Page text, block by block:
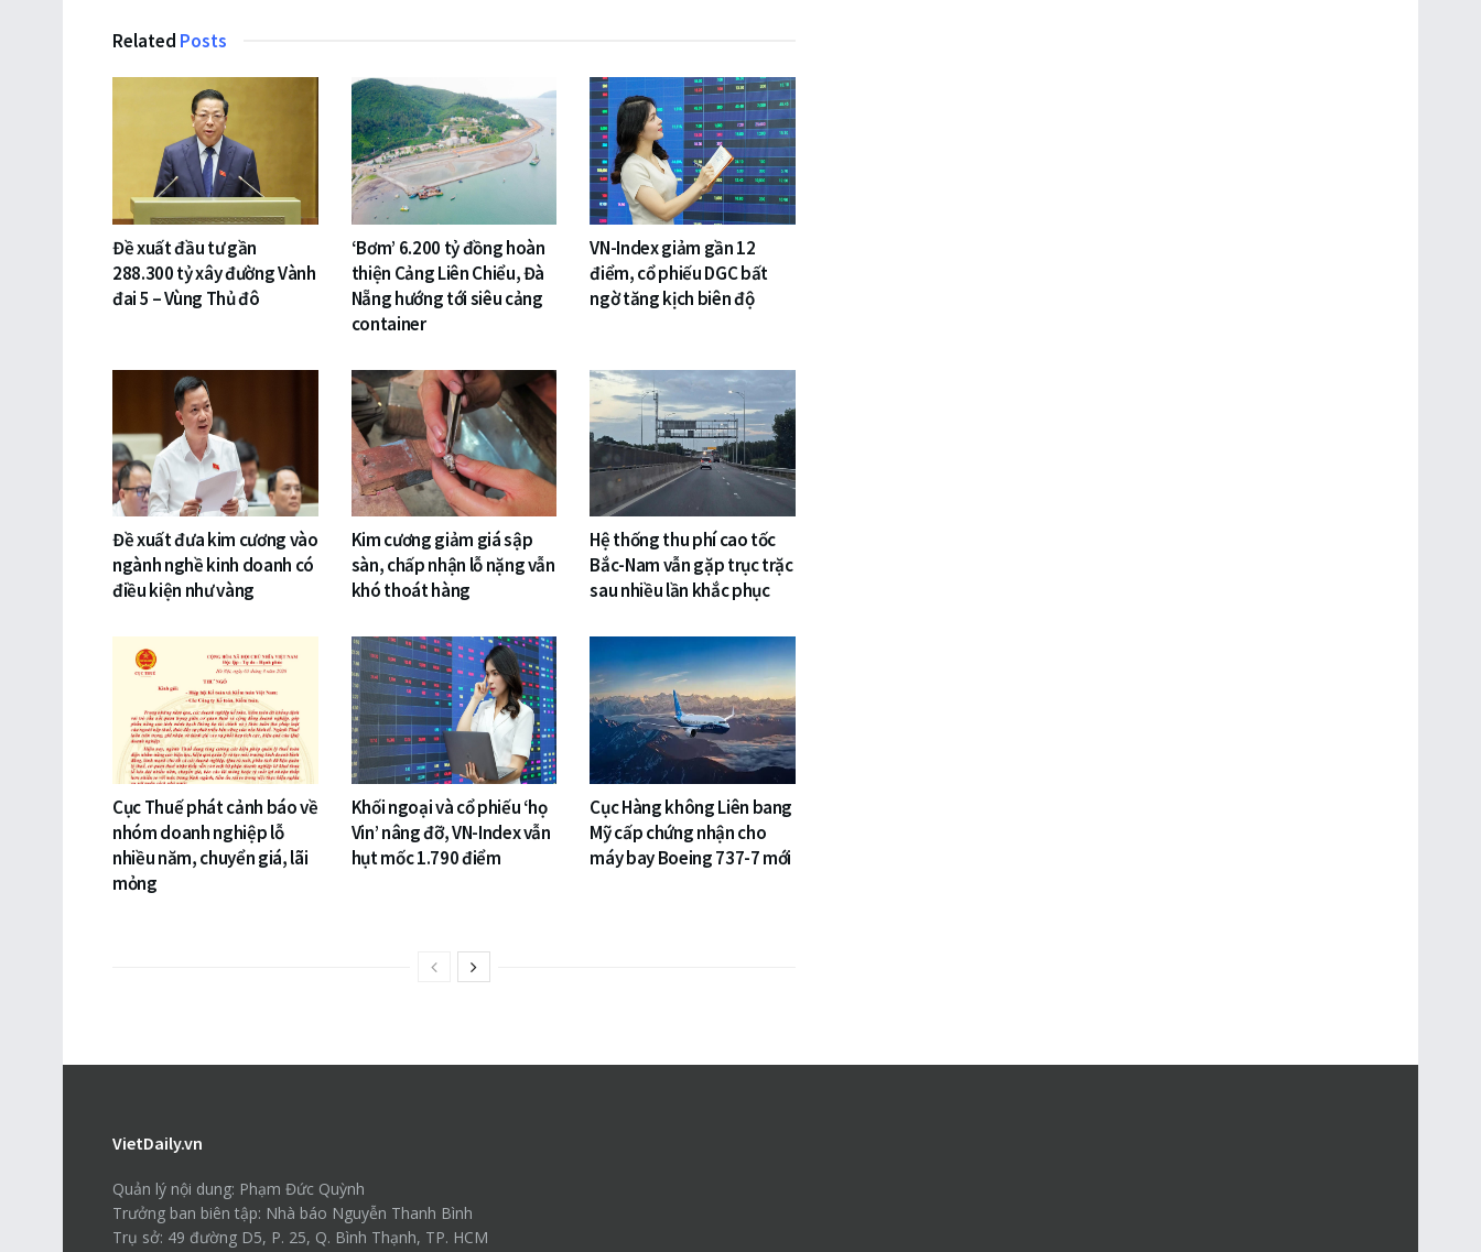
Related Posts
Đề xuất đầu tư gần
288.300 tỷ xây đường Vành
đai 5 – Vùng Thủ đô
‘Bơm’ 6.200 tỷ đồng hoàn
thiện Cảng Liên Chiểu, Đà
Nẵng hướng tới siêu cảng
container
VN-Index giảm gần 12
điểm, cổ phiếu DGC bất
ngờ tăng kịch biên độ
Đề xuất đưa kim cương vào
ngành nghề kinh doanh có
điều kiện như vàng
Kim cương giảm giá sập
sàn, chấp nhận lỗ nặng vẫn
khó thoát hàng
Hệ thống thu phí cao tốc
Bắc-Nam vẫn gặp trục trặc
sau nhiều lần khắc phục
Cục Thuế phát cảnh báo về
nhóm doanh nghiệp lỗ
nhiều năm, chuyển giá, lãi
mỏng
Khối ngoại và cổ phiếu ‘họ
Vin’ nâng đỡ, VN-Index vẫn
hụt mốc 1.790 điểm
Cục Hàng không Liên bang
Mỹ cấp chứng nhận cho
máy bay Boeing 737-7 mới
VietDaily.vn
Quản lý nội dung: Phạm Đức Quỳnh
Trưởng ban biên tập: Nhà báo Nguyễn Thanh Bình
Trụ sở: 49 đường D5, P. 25, Q. Bình Thạnh, TP. HCM